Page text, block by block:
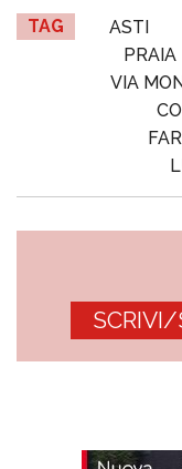
TAG ASTI
PRAIA
VIA
SCRIVI/